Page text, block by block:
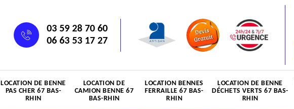
03 59 28 70 60
06 63 53 17 27
LOCATION DE BENNE
PAS CHER 67 BAS-
RHIN
LOCATION DE
CAMION BENNE 67
BAS-RHIN
LOCATION BENNES
FERRAILLE 67 BAS-
RHIN
LOCATION DE BENNE
DÉCHETS VERTS 67 BAS-
RHIN